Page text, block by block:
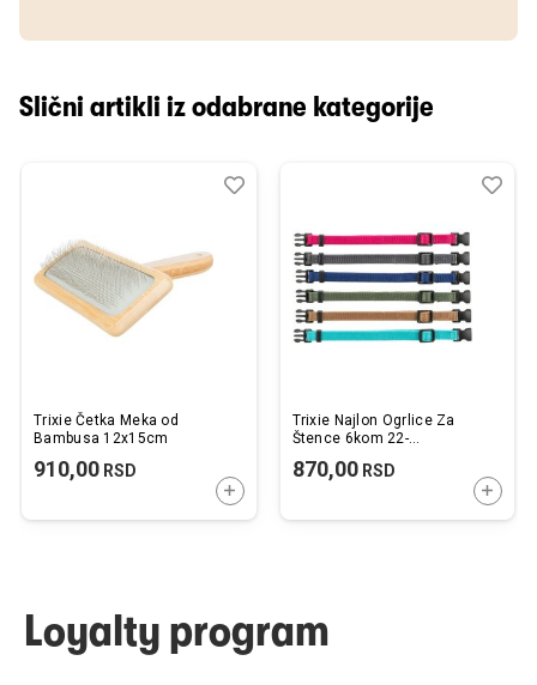
Slični artikli iz odabrane kategorije
Trixie Četka Meka od
Bambusa 12x15cm
910,00 RSD
DODAJTE U KORPU
Dodaj
Uporedi
Trixie Najlon Ogrlice Za
Štence 6kom 22-
870,00RSD
Loyalty program